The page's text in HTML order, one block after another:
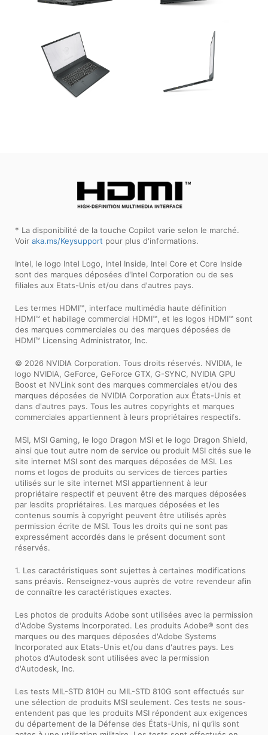
* La disponibilité de la touche Copilot varie selon le marché.
Voir aka.ms/Keysupport pour plus d'informations.
Intel, le logo Intel Logo, Intel Inside, Intel Core et Core Inside
sont des marques déposées d'Intel Corporation ou de ses
filiales aux Etats-Unis et/ou dans d'autres pays.
Les termes HDMI™, interface multimédia haute définition
HDMI™ et habillage commercial HDMI™, et les logos HDMI™ sont
des marques commerciales ou des marques déposées de
HDMI™ Licensing Administrator, Inc.
© 2026 NVIDIA Corporation. Tous droits réservés. NVIDIA, le
logo NVIDIA, GeForce, GeForce GTX, G-SYNC, NVIDIA GPU
Boost et NVLink sont des marques commerciales et/ou des
marques déposées de NVIDIA Corporation aux États-Unis et
dans d'autres pays. Tous les autres copyrights et marques
commerciales appartiennent à leurs propriétaires respectifs.
MSI, MSI Gaming, le logo Dragon MSI et le logo Dragon Shield,
ainsi que tout autre nom de service ou produit MSI cités sue le
site internet MSI sont des marques déposées de MSI. Les
noms et logos de produits ou services de tierces parties
utilisés sur le site internet MSI appartiennent à leur
propriétaire respectif et peuvent être des marques déposées
par lesdits propriétaires. Les marques déposées et les
contenus soumis à copyright peuvent être utilisés après
permission écrite de MSI. Tous les droits qui ne sont pas
expressément accordés dans le présent document sont
réservés.
1. Les caractéristiques sont sujettes à certaines modifications
sans préavis. Renseignez-vous auprès de votre revendeur afin
de connaître les caractéristiques exactes.
Les photos de produits Adobe sont utilisées avec la permission
d'Adobe Systems Incorporated. Les produits Adobe® sont des
marques ou des marques déposées d'Adobe Systems
Incorporated aux Etats-Unis et/ou dans d'autres pays. Les
photos d'Autodesk sont utilisées avec la permission
d'Autodesk, Inc.
Les tests MIL-STD 810H ou MIL-STD 810G sont effectués sur
une sélection de produits MSI seulement. Ces tests ne sous-
entendent pas que les produits MSI répondent aux exigences
du département de la Défense des États-Unis, ni qu’ils sont